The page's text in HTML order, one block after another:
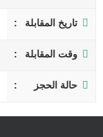
تاريخ المقابلة
وقت المقابلة
حالة الحجز